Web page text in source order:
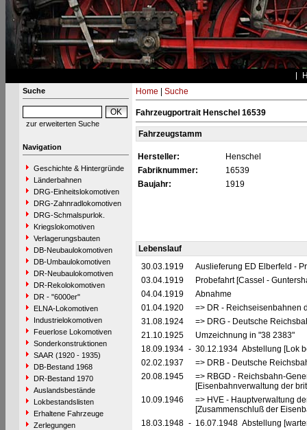
Suche
zur erweiterten Suche
Navigation
Geschichte & Hintergründe
Länderbahnen
DRG-Einheitslokomotiven
DRG-Zahnradlokomotiven
DRG-Schmalspurlok.
Kriegslokomotiven
Verlagerungsbauten
DB-Neubaulokomotiven
DB-Umbaulokomotiven
DR-Neubaulokomotiven
DR-Rekolokomotiven
DR - "6000er"
ELNA-Lokomotiven
Industrielokomotiven
Feuerlose Lokomotiven
Sonderkonstruktionen
SAAR (1920 - 1935)
DB-Bestand 1968
DR-Bestand 1970
Auslandsbestände
Lokbestandslisten
Erhaltene Fahrzeuge
Zerlegungen
Home Suche
Fahrzeugportrait Henschel 16539
Fahrzeugstamm
Hersteller:
Henschel
Fabriknummer:
16539
Baujahr:
1919
Lebenslauf
30.03.1919
Auslieferung ED Elberfeld -
03.04.1919
Probefahrt [Cassel -
04.04.1919
Abnahme
01.04.1920
=> DR - Reichseisenbahnen
31.08.1924
=> DRG - Deutsche
21.10.1925
Umzeichnung in "38 2383"
18.09.1934 - 30.12.1934 Abstellung [Lok
02.02.1937
=> DRB - Deutsche
20.08.1945
=> RBGD - Reichsbahn-
[Eisenbahnverwaltung der
10.09.1946
=> HVE - Hauptverwaltung
[Zusammenschluß der
18.03.1948 - 16.07.1948 Abstellung